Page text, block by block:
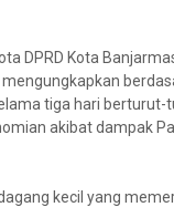
DPRD Kota
tiga hari berturut-
akibat dampak
kecil yang